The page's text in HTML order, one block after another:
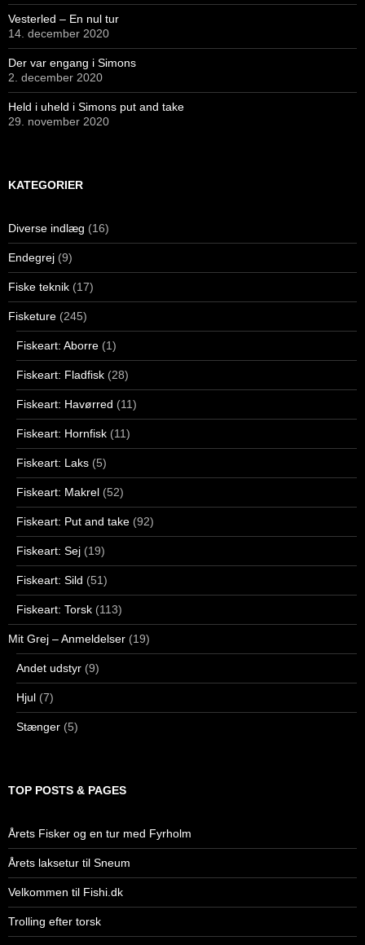
Vesterled – En nul tur
14. december 2020
Der var engang i Simons
2. december 2020
Held i uheld i Simons put and take
29. november 2020
KATEGORIER
Diverse indlæg (16)
Endegrej (9)
Fiske teknik (17)
Fisketure (245)
Fiskeart: Aborre (1)
Fiskeart: Fladfisk (28)
Fiskeart: Havørred (11)
Fiskeart: Hornfisk (11)
Fiskeart: Laks (5)
Fiskeart: Makrel (52)
Fiskeart: Put and take (92)
Fiskeart: Sej (19)
Fiskeart: Sild (51)
Fiskeart: Torsk (113)
Mit Grej – Anmeldelser (19)
Andet udstyr (9)
Hjul (7)
Stænger (5)
TOP POSTS & PAGES
Årets Fisker og en tur med Fyrholm
Årets laksetur til Sneum
Velkommen til Fishi.dk
Trolling efter torsk